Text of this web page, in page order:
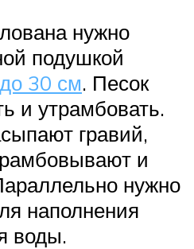
нужно
подушкой
30 см. Песок
и утрамбовать.
гравий,
и
нужно
наполнения
воды.